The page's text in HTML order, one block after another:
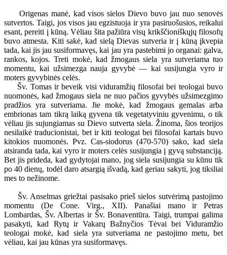
Origenas manė, kad visos sielos Dievo buvo jau nuo senovės
sutvertos. Taigi, jos visos jau egzistuoja ir yra pasiruošusios, reikalui
esant, pereiti į kūną. Vėliau šita pažiūra visų krikščioniškųjų filosofų
buvo atmesta. Kiti sakė, kad sielą Dievas sutveria ir į kūną įkvepia
tada, kai jis jau susiformavęs, kai jau yra pastebimi jo organai: galva,
rankos, kojos. Treti mokė, kad žmogaus siela yra sutveriama tuo
momentu, kai užsimezga nauja gyvybė — kai susijungia vyro ir
moters gyvybinės celės.
Šv. Tomas ir beveik visi viduramžių filosofai bei teologai buvo
nuomonės, kad žmogaus siela ne nuo pačios gyvybės užsimezgimo
pradžios yra sutveriama. Jie mokė, kad žmogaus gemalas arba
embrionas tam tikrą laiką gyvena tik vegetatyviniu gyvenimu, o tik
vėliau jis sujungiamas su Dievo sutverta siela. Žinoma, šios teorijos
nesilaikė traducionistai, bet ir kiti teologai bei filosofai kartais buvo
kitokios nuomonės. Pvz. Cas-siodorus (470-570) sako, kad siela
atsiranda tada, kai vyro ir moters celės susijungia į gyvą substanciją.
Bet jis prideda, kad gydytojai mano, jog siela susijungia su kūnu tik
po 40 dienų, todėl daro atsargią išvadą, kad geriau sakyti, jog tiksliai
mes to nežinome.
Šv. Anselmas griežtai pasisako prieš sielos sutvėrimą pastojimo
momentu (De Cone. Virg., XII). Panašiai mano ir Petras
Lombardas, Šv. Albertas ir Šv. Bonaventūra. Taigi, trumpai galima
pasakyti, kad Rytų ir Vakarų Bažnyčios Tėvai bei Viduramžio
teologai mokė, kad siela yra sutveriama ne pastojimo metu, bet
vėliau, kai jau kūnas yra susiformavęs.